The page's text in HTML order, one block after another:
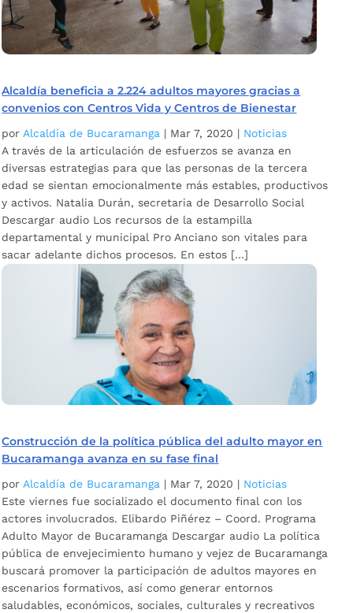
Alcaldía beneficia a 2.224 adultos mayores gracias a
convenios con Centros Vida y Centros de Bienestar
porAlcaldía de Bucaramanga | Mar 7, 2020 | Noticias
A través de la articulación de esfuerzos se avanza en
diversas estrategias para que las personas de la tercera
edad se sientan emocionalmente más estables, productivos
y activos. Natalia Durán, secretaria de Desarrollo Social
Descargar audio Los recursos de la estampilla
departamental y municipal Pro Anciano son vitales para
sacar adelante dichos procesos. En estos […]
Construcción de la política pública del adulto mayor en
Bucaramanga avanza en su fase final
por Alcaldía de Bucaramanga | Mar 7, 2020 | Noticias
Este viernes fue socializado el documento final con los
actores involucrados. Elibardo Piñérez – Coord. Programa
Adulto Mayor de Bucaramanga Descargar audio La política
pública de envejecimiento humano y vejez de Bucaramanga
buscará promover la participación de adultos mayores en
escenarios formativos, así como generar entornos
saludables, económicos, sociales, culturales y recreativos